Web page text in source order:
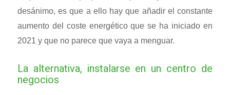
desánimo, es que a ello hay que añadir el constante
aumento del coste energético que se ha iniciado en
2021 y que no parece que vaya a menguar.
La alternativa, instalarse en un centro de
negocios